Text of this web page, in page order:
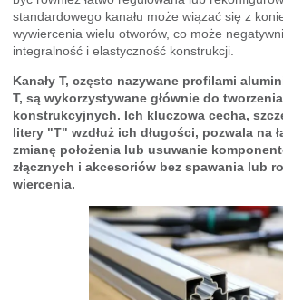
standardowego kanału może wiązać się z
wywiercenia wielu otworów, co może
integralność i elastyczność konstrukcji.
Kanały T, często nazywane profilami
T, są wykorzystywane głównie do
konstrukcyjnych. Ich kluczowa cecha,
litery "T" wzdłuż ich długości, pozwala na
zmianę położenia lub usuwanie
złącznych i akcesoriów bez spawania lub
wiercenia.